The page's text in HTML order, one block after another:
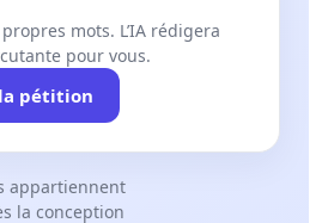
mots. L’IA rédigera
pour vous.
pétition
appartiennent
la conception